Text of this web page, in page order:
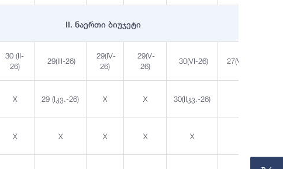
II. ნაერთი ბიუჯეტი
30 (II-
26)
29(III-26)
29(IV-
26)
29(V-
26)
30(VI-26) 27(VII-26)
X 29 (Iკვ.-26) X X 30(IIკვ.-26)
X X X X X